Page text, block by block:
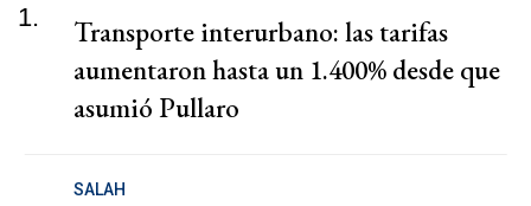
1.
Transporte interurbano: las tarifas
aumentaron hasta un 1.400% desde que
asumió Pullaro
SALAH